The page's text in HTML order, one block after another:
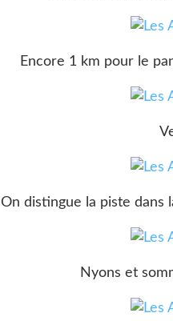
Encore 1 km pour le
On distingue la piste dans
Nyons et